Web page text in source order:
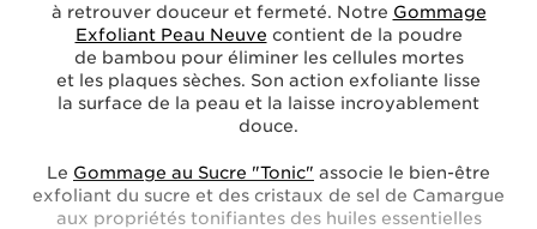
à retrouver douceur et fermeté. Notre Gommage
Exfoliant Peau Neuve contient de la poudre
de bambou pour éliminer les cellules mortes
et les plaques sèches. Son action exfoliante lisse
la surface de la peau et la laisse incroyablement
douce.
Le Gommage au Sucre "Tonic" associe le bien-être
exfoliant du sucre et des cristaux de sel de Camargue
aux propriétés tonifiantes des huiles essentielles